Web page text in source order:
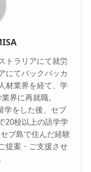
トラリアにて就労
にてバックパッカ
材業界を経て、学
界に再就職。
学をした後、セブ
20校以上の語学学
ブ島で住んだ経験
提案・ご支援させ